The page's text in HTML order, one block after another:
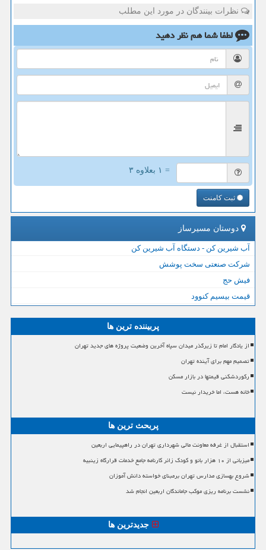
نظرات بینندگان در مورد این مطلب
لطفا شما همنظر دهید
= ۱ بعلاوه ۳
ثبت کامنت
دوستان مسیرساز
آب شیرین کن - دستگاه آب شیرین کن
شرکت صنعتی سخت پوشش
فیش حج
قیمت بیسیم کنوود
پربیننده ترین ها
از یادگار امام تا زیرگذر میدان سپاه آخرین وضعیت پروژه های جدید تهران
تصمیم مهم برای آینده تهران
رکوردشکنی قیمتها در بازار مسکن
خانه هست، اما خریدار نیست
پربحث ترین ها
استقبال از غرفه معاونت مالی شهرداری تهران در راهپیمایی اربعین
میزبانی از ۱۰ هزار بانو و کودک زائر کارنامه جامع خدمات قرارگاه زینبیه
شروع بهسازی مدارس تهران برمبنای خواسته دانش آموزان
نشست برنامه ریزی موکب جاماندگان اربعین انجام شد
جدیدترین ها